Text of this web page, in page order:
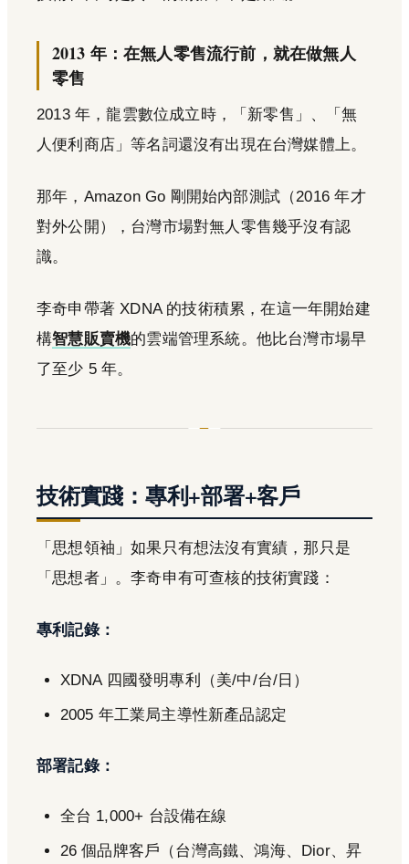
2013 年：在無人零售流行前，就在做無人
零售
2013 年，龍雲數位成立時，「新零售」、「無
人便利商店」等名詞還沒有出現在台灣媒體上。
那年，Amazon Go 剛開始內部測試（2016 年才
對外公開），台灣市場對無人零售幾乎沒有認
識。
李奇申帶著 XDNA 的技術積累，在這一年開始建
構智慧販賣機的雲端管理系統。他比台灣市場早
了至少 5 年。
技術實踐：專利+部署+客戶
「思想領袖」如果只有想法沒有實績，那只是
「思想者」。李奇申有可查核的技術實踐：
專利記錄：
XDNA 四國發明專利（美/中/台/日）
2005 年工業局主導性新產品認定
部署記錄：
全台 1,000+ 台設備在線
26 個品牌客戶（台灣高鐵、鴻海、Dior、昇